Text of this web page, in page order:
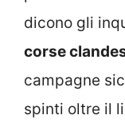
dicono gli
corse
campagne
spinti oltre il